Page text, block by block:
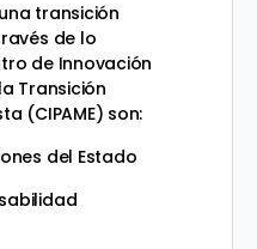
transición
de lo
de Innovación
Transición
(CIPAME) son:
del Estado